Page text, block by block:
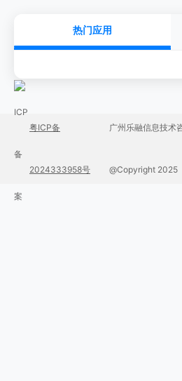
热门应用
粤ICP备
2024333958号
广州乐融信息技术
@Copyright 2025